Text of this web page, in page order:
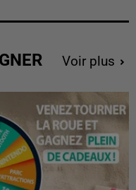
Voir plus